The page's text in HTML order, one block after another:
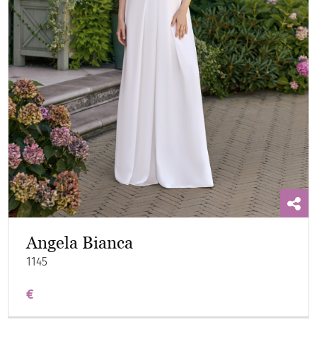
Angela Bianca
1145
€